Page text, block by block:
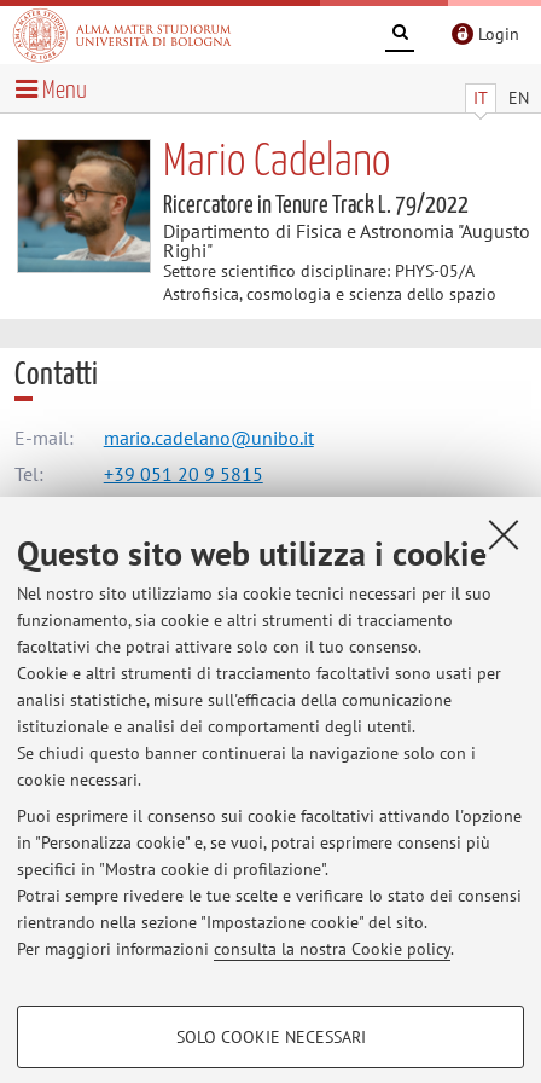
Questo sito web utilizza i cookie
Nel nostro sito utilizziamo sia cookie tecnici necessari per il suo
funzionamento, sia cookie e altri strumenti di tracciamento
facoltativi che potrai attivare solo con il tuo consenso.
Cookie e altri strumenti di tracciamento facoltativi sono usati per
analisi statistiche, misure sull'efficacia della comunicazione
istituzionale e analisi dei comportamenti degli utenti.
Se chiudi questo banner continuerai la navigazione solo con i
cookie necessari.
Puoi esprimere il consenso sui cookie facoltativi attivando l'opzione
in "Personalizza cookie" e, se vuoi, potrai esprimere consensi più
specifici in "Mostra cookie di profilazione".
Potrai sempre rivedere le tue scelte e verificare lo stato dei consensi
rientrando nella sezione "Impostazione cookie" del sito.
Per maggiori informazioni consulta la nostra Cookie policy.
COOKIE DI PROFILAZIONE - FACOLTATIVI
SOLO COOKIE NECESSARI
Login
IT EN
Menu
Mario Cadelano
Ricercatore in Tenure Track L. 79/2022
Dipartimento di Fisica e Astronomia "Augusto
Righi"
Settore scientifico disciplinare: PHYS-05/A
Astrofisica, cosmologia e scienza dello spazio
Contatti
E-mail:
mario.cadelano@unibo.it
Tel:
+39 051 20 9 5815
Dipartimento di Fisica e Astronomia "Augusto Righi"
Viale Berti Pichat 6/2, Bologna -Vai alla mappa
Risorse in rete
ORCID
Ultimi avvisi
Al momento non sono presenti avvisi.
Area riservata